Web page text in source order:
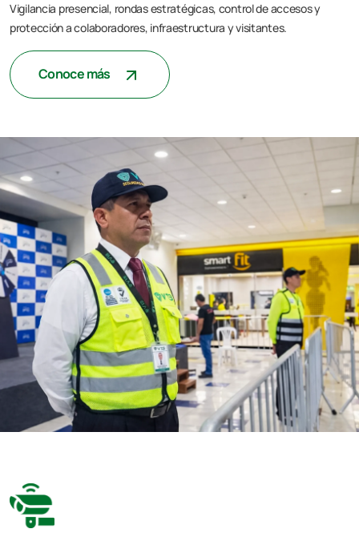
Vigilancia presencial, rondas estratégicas, control de accesos y
protección a colaboradores, infraestructura y visitantes.
Conoce más